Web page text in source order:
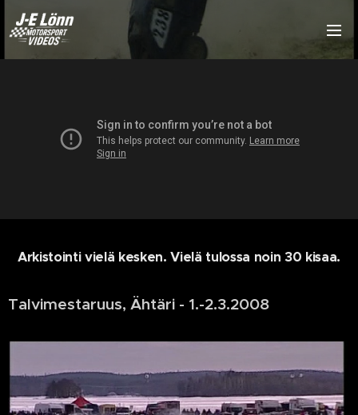
Arkistointi vielä kesken. Vielä tulossa noin 30 kisaa.
Talvimestaruus, Ähtäri - 1.-2.3.2008